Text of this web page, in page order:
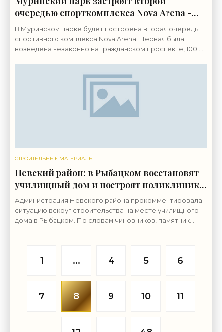
очередью спорткомплекса Nova Arena -
«Свежие новости строительства»
В Муринском парке будет построена вторая очередь
спортивного комплекса Nova Arena. Первая была
возведена незаконно на Гражданском проспекте, 100.
СТРОИТЕЛЬНЫЕ МАТЕРИАЛЫ
Невский район: в Рыбацком восстановят
училищный дом и построят поликлинику
- «Свежие новости строительства»
Администрация Невского района прокомментировала
ситуацию вокруг строительства на месте училищного
дома в Рыбацком. По словам чиновников, памятник
1 ... 4 5 6
7 8 9 10 11